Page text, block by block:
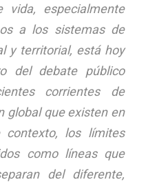
vida, especialmente
a los sistemas de
y territorial, está hoy
del debate público
corrientes de
global que existen en
los límites
como líneas que
del diferente,